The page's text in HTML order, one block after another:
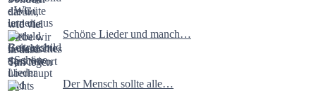
Schöne Lieder und manch…
Der Mensch sollte alle…